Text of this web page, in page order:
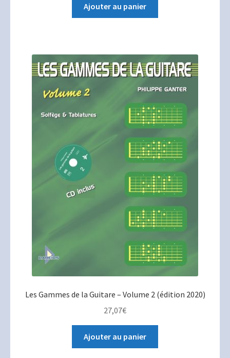
Ajouter au panier
Les Gammes de la Guitare – Volume 2 (édition 2020)
27,07€
Ajouter au panier